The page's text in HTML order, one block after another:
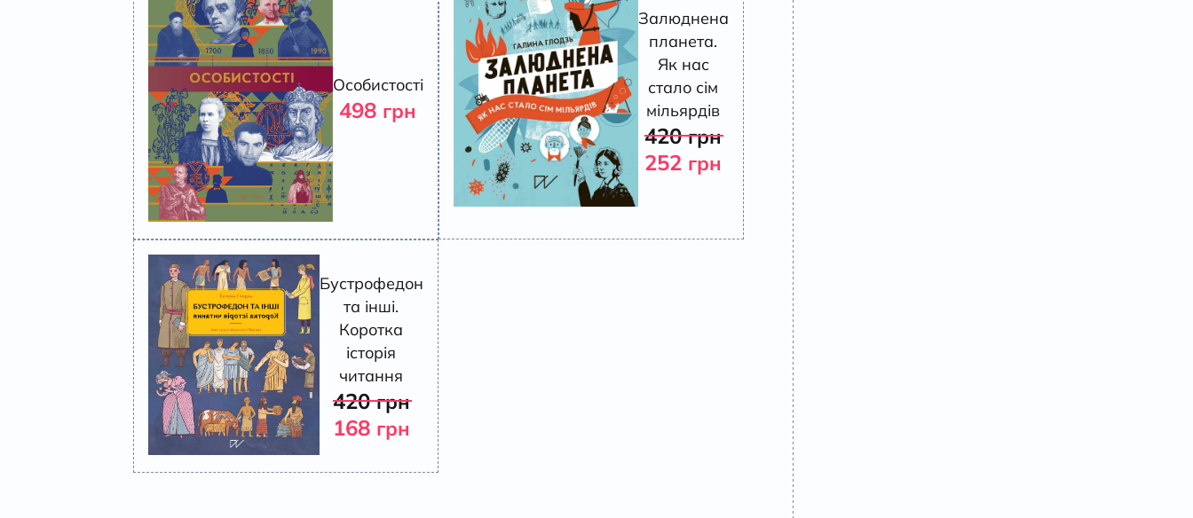
Особистості
498 грн
Залюднена
планета.
Як нас
стало сім
мільярдів
420грн
252 грн
Бустрофедон
та інші.
Коротка
історія
читання
420грн
168 грн